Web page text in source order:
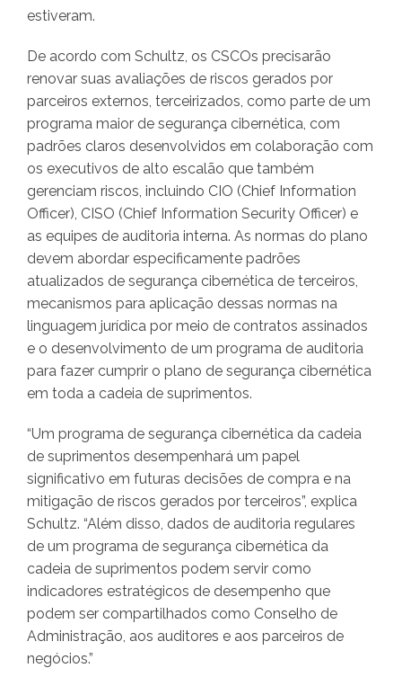
estiveram.
De acordo com Schultz, os CSCOs precisarão
renovar suas avaliações de riscos gerados por
parceiros externos, terceirizados, como parte de um
programa maior de segurança cibernética, com
padrões claros desenvolvidos em colaboração com
os executivos de alto escalão que também
gerenciam riscos, incluindo CIO (Chief Information
Officer), CISO (Chief Information Security Officer) e
as equipes de auditoria interna. As normas do plano
devem abordar especificamente padrões
atualizados de segurança cibernética de terceiros,
mecanismos para aplicação dessas normas na
linguagem jurídica por meio de contratos assinados
e o desenvolvimento de um programa de auditoria
para fazer cumprir o plano de segurança cibernética
em toda a cadeia de suprimentos.
“Um programa de segurança cibernética da cadeia
de suprimentos desempenhará um papel
significativo em futuras decisões de compra e na
mitigação de riscos gerados por terceiros”, explica
Schultz. “Além disso, dados de auditoria regulares
de um programa de segurança cibernética da
cadeia de suprimentos podem servir como
indicadores estratégicos de desempenho que
podem ser compartilhados como Conselho de
Administração, aos auditores e aos parceiros de
negócios.”